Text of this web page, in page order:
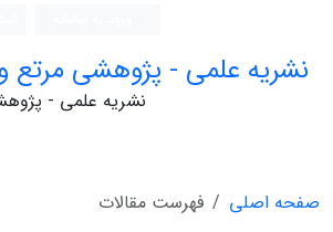
نشریه علمی - پژوهشی مرتع
نشریه علمی -
صفحه اصلی
فهرست مقالات